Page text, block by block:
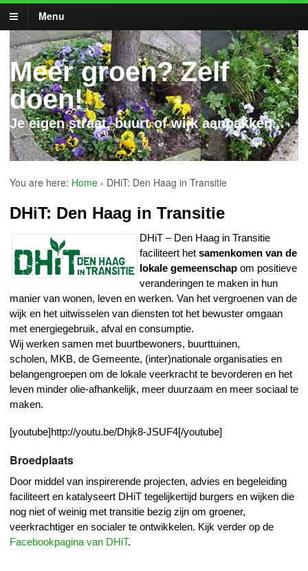
Menu
Meer groen? Zelf
doen!
Je eigen straat, buurt of wijk aanpakken...
You are here: Home › DHiT: Den Haag in Transitie
DHiT: Den Haag in Transitie
DHiT – Den Haag in Transitie
faciliteert het samenkomen van de
lokale gemeenschap om positieve
veranderingen te maken in hun
manier van wonen, leven en werken. Van het vergroenen van de
wijk en het uitwisselen van diensten tot het bewuster omgaan
met energiegebruik, afval en consumptie.
Wij werken samen met buurtbewoners, buurttuinen,
scholen, MKB, de Gemeente, (inter)nationale organisaties en
belangengroepen om de lokale veerkracht te bevorderen en het
leven minder olie-afhankelijk, meer duurzaam en meer sociaal te
maken.
[youtube]http://youtu.be/Dhjk8-JSUF4[/youtube]
Broedplaats
Door middel van inspirerende projecten, advies en begeleiding
faciliteert en katalyseert DHiT tegelijkertijd burgers en wijken die
nog niet of weinig met transitie bezig zijn om groener,
veerkrachtiger en socialer te ontwikkelen. Kijk verder op de
Facebookpagina van DHiT.